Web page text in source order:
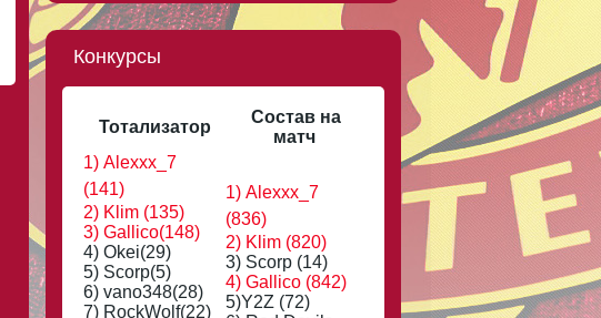
Конкурсы
Тотализатор
Состав на
матч
1) Alexxx_7
(141)
2) Klim (135)
3) Gallico(148)
4) Okei(29)
5) Scorp(5)
6) vano348(28)
7) RockWolf(22)
1) Alexxx_7
(836)
2) Klim (820)
3) Scorp (14)
4) Gallico (842)
5)Y2Z (72)